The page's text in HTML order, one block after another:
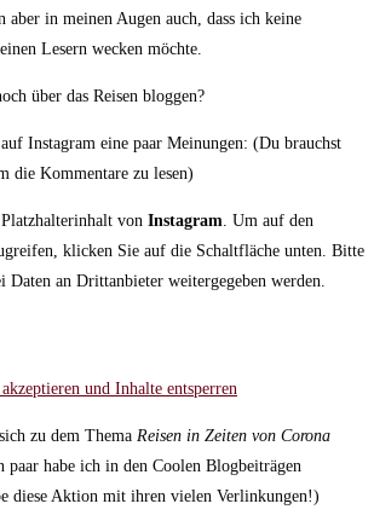
aber in meinen Augen auch, dass ich keine
Lesern wecken möchte.
über das Reisen bloggen?
Instagram eine paar Meinungen: (Du brauchst
die Kommentare zu lesen)
Platzhalterinhalt von Instagram. Um auf den
klicken Sie auf die Schaltfläche unten. Bitte
Daten an Drittanbieter weitergegeben werden.
und Inhalte entsperren
zu dem Thema Reisen in Zeiten von Corona
paar habe ich in den Coolen Blogbeiträgen
diese Aktion mit ihren vielen Verlinkungen!)